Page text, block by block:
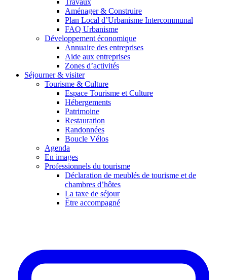
Travaux
Aménager & Construire
Plan Local d’Urbanisme Intercommunal
FAQ Urbanisme
Développement économique
Annuaire des entreprises
Aide aux entreprises
Zones d’activités
Séjourner & visiter
Tourisme & Culture
Espace Tourisme et Culture
Hébergements
Patrimoine
Restauration
Randonnées
Boucle Vélos
Agenda
En images
Professionnels du tourisme
Déclaration de meublés de tourisme et de
chambres d’hôtes
La taxe de séjour
Être accompagné